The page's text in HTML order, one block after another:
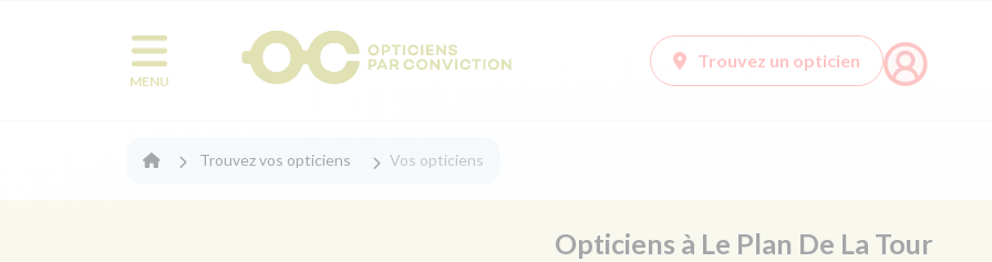
MENU
Trouvez un opticien
Trouvez vos opticiens Vos opticiens
Opticiens à Le Plan De La Tour